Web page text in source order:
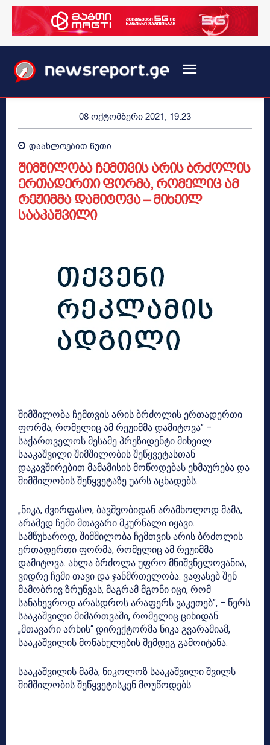
08 ოქტომბერი 2021, 19:23
დაახლოებით წუთი
შიმშილობა ჩემთვის არის ბრძოლის
ერთადერთი ფორმა, რომელიც ამ
რეჟიმმა დამიტოვა – მიხეილ
სააკაშვილი
შიმშილობა ჩემთვის არის ბრძოლის ერთადერთი
ფორმა, რომელიც ამ რეჟიმმა დამიტოვა” –
საქართველოს მესამე პრეზიდენტი მიხეილ
სააკაშვილი შიმშილობის შეწყვეტასთან
დაკავშირებით მამამისის მოწოდებას ეხმაურება და
შიმშილობის შეწყვეტაზე უარს აცხადებს.
„ნიკა, ძვირფასო, ბავშვობიდან არამხოლოდ მამა,
არამედ ჩემი მთავარი მკურნალი იყავი.
სამწუხაროდ, შიმშილობა ჩემთვის არის ბრძოლის
ერთადერთი ფორმა, რომელიც ამ რეჟიმმა
დამიტოვა. ახლა ბრძოლა უფრო მნიშვნელოვანია,
ვიდრე ჩემი თავი და ჯანმრთელობა. ვაფასებ შენ
მამობრივ ზრუნვას, მაგრამ მგონი იცი, რომ
სანახევროდ არასდროს არაფერს ვაკეთებ”, – წერს
სააკაშვილი მიმართვაში, რომელიც ციხიდან
„მთავარი არხის“ დირექტორმა ნიკა გვარამიამ,
სააკაშვილის მონახულების შემდეგ გამოიტანა.
სააკაშვილის მამა, ნიკოლოზ სააკაშვილი შვილს
შიმშილობის შეწყვეტისკენ მოუწოდებს.